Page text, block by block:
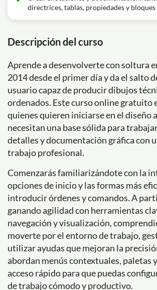
directrices, tablas, propiedades y bloques
Descripción del curso
Aprende a desenvolverte con soltura
2014 desde el primer día y da el salto
usuario capaz de producir dibujos
ordenados. Este curso online gratuito
quienes quieren iniciarse en el diseño
necesitan una base sólida para
detalles y documentación gráfica con
trabajo profesional.
Comenzarás familiarizándote con la
opciones de inicio y las formas más
introducir órdenes y comandos. A
ganando agilidad con herramientas
navegación y visualización,
moverte por el entorno de trabajo,
utilizar ayudas que mejoran la
abordan menús contextuales, paletas
acceso rápido para que puedas
de trabajo cómodo y productivo.